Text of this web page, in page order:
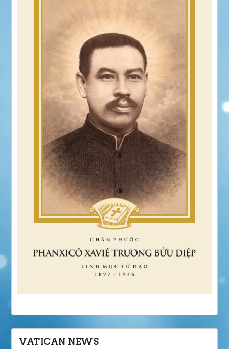
VATICAN NEWS